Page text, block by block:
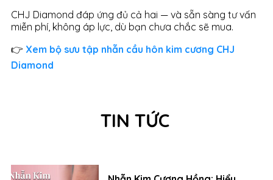
TIN TỨC
CHJ Diamond đáp ứng đủ cả hai — và sẵn sàng tư vấn
miễn phí, không áp lực, dù bạn chưa chắc sẽ mua.
👉 Xem bộ sưu tập nhẫn cầu hôn kim cương CHJ
Diamond